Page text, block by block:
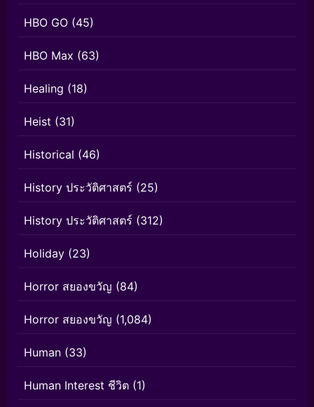
HBO GO (45)
HBO Max (63)
Healing (18)
Heist (31)
Historical (46)
History ประวัติศาสตร์ (25)
History ประวัติศาสตร์ (312)
Holiday (23)
Horror สยองขวัญ (84)
Horror สยองขวัญ (1,084)
Human (33)
Human Interest ชีวิต (1)